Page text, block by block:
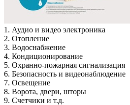
1. Аудио и видео электроника
2. Отопление
3. Водоснабжение
4. Кондиционирование
5. Охранно-пожарная сигнализация
6. Безопасность и видеонаблюдение
7. Освещение
8. Ворота, двери, шторы
9. Счетчики и т.д.